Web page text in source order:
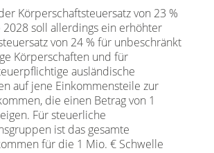
Körperschaftsteuersatz von 23 %
soll allerdings ein erhöhter
von 24 % für unbeschränkt
Körperschaften und für
ausländische
auf jene Einkommensteile zur
die einen Betrag von 1
Für steuerliche
ist das gesamte
für die 1 Mio. € Schwelle